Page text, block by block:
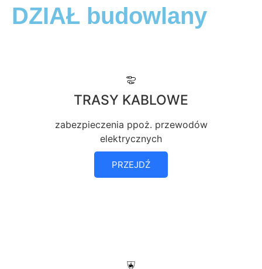
DZIAŁ budowlany
TRASY KABLOWE
zabezpieczenia ppoż. przewodów
elektrycznych
PRZEJDŹ